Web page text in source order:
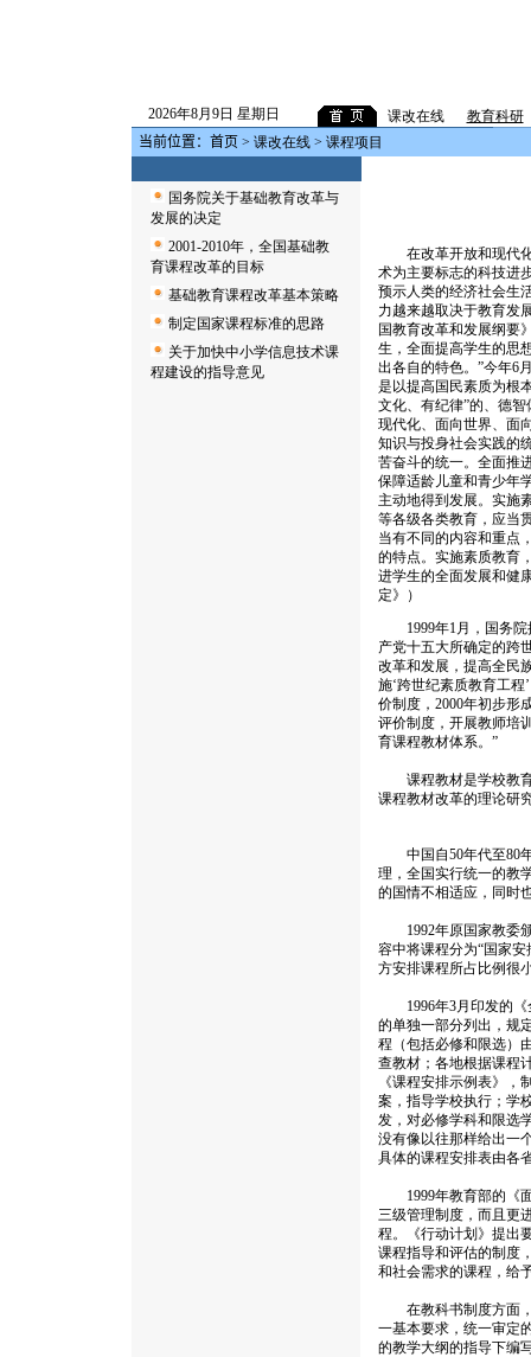
2026年8月9日 星期日 课改在线
教育科研
当前位置： 首页 > 课改在线 > 课程项目
国务院关于基础教育改革与
发展的决定
2001-2010年，全国基础教
育课程改革的目标
基础教育课程改革基本策略
制定国家课程标准的思路
关于加快中小学信息技术课
程建设的指导意见
在改革开放和现代化
术为主要标志的科技进
预示人类的经济社会生
力越来越取决于教育发
国教育改革和发展纲要
生，全面提高学生的思
出各自的特色。”今年6
是以提高国民素质为根
文化、有纪律”的、德
现代化、面向世界、面
知识与投身社会实践的
苦奋斗的统一。全面推
保障适龄儿童和青少年
主动地得到发展。实施
等各级各类教育，应当
当有不同的内容和重点
的特点。实施素质教育
进学生的全面发展和健
定》）
1999年1月，国务院
产党十五大所确定的跨
改革和发展，提高全民
施‘跨世纪素质教育工
价制度，2000年初步形
评价制度，开展教师培
育课程教材体系。”
课程教材是学校教育
课程教材改革的理论研
中国自50年代至80年
理，全国实行统一的教
的国情不相适应，同时
1992年原国家教委颁
容中将课程分为“国家
方安排课程所占比例很
1996年3月印发的《
的单独一部分列出，规
程（包括必修和限选）
查教材；各地根据课程
《课程安排示例表》
案，指导学校执行；学
发，对必修学科和限选
没有像以往那样给出一
具体的课程安排表由各
1999年教育部的《面
三级管理制度，而且更
程。《行动计划》提出
课程指导和评估的制度
和社会需求的课程，给
在教科书制度方面，
一基本要求，统一审定
的教学大纲的指导下编